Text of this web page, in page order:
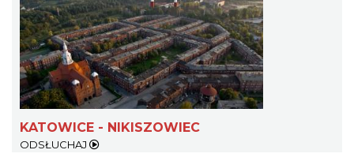
KATOWICE - NIKISZOWIEC
ODSŁUCHAJ